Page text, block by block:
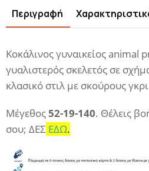
Περιγραφή
Κοκάλινος γυναικείος animal
γυαλιστερός σκελετός σε
κλασικό στιλ με σκούρους γκρι
Μέγεθος52-19-140. Θέλεις
σου; ΔΕΣ ΕΔΩ.